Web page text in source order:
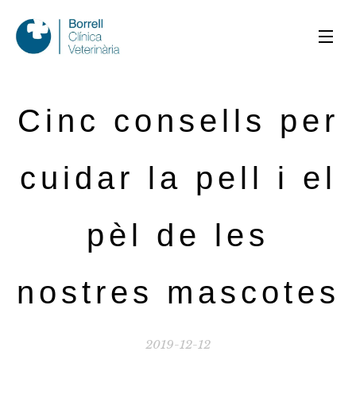
Cinc consells per
cuidar la pell i el
pèl de les
nostres mascotes
2019-12-12